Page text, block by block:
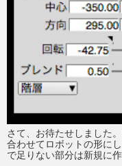
さて、お待たせしました
合わせてロボットの形に
で足りない部分は新規に作